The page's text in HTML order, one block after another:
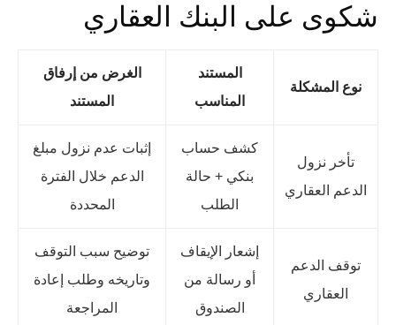
شكوى على البنك العقاري
نوع المشكلة
المستند
المناسب
الغرض من إرفاق
المستند
تأخر نزول
الدعم العقاري
كشف حساب
بنكي + حالة
الطلب
إثبات عدم نزول مبلغ
الدعم خلال الفترة
المحددة
توقف الدعم
العقاري
إشعار الإيقاف
أو رسالة من
الصندوق
توضيح سبب التوقف
وتاريخه وطلب إعادة
المراجعة